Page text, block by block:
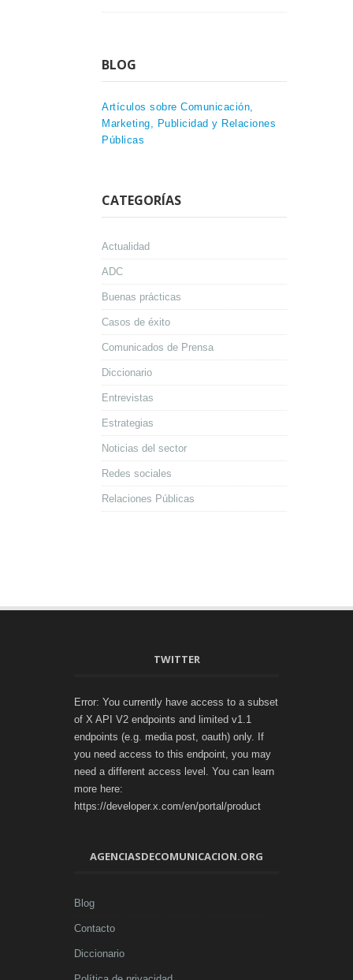
BLOG
Artículos sobre Comunicación,
Marketing, Publicidad y Relaciones
Públicas
CATEGORÍAS
Actualidad
ADC
Buenas prácticas
Casos de éxito
Comunicados de Prensa
Diccionario
Entrevistas
Estrategias
Noticias del sector
Redes sociales
Relaciones Públicas
TWITTER
Error: You currently have access to a subset
of X API V2 endpoints and limited v1.1
endpoints (e.g. media post, oauth) only. If
you need access to this endpoint, you may
need a different access level. You can learn
more here:
https://developer.x.com/en/portal/product
AGENCIASDECOMUNICACION.ORG
Blog
Contacto
Diccionario